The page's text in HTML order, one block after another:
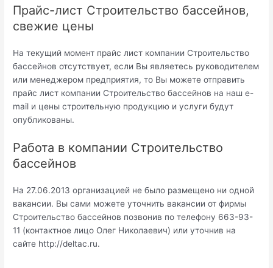
Прайс-лист Строительство бассейнов,
свежие цены
На текущий момент прайс лист компании Строительство
бассейнов отсутствует, если Вы являетесь руководителем
или менеджером предприятия, то Вы можете отправить
прайс лист компании Строительство бассейнов на наш e-
mail и цены строительную продукцию и услуги будут
опубликованы.
Работа в компании Строительство
бассейнов
На 27.06.2013 организацией не было размещено ни одной
вакансии. Вы сами можете уточнить вакансии от фирмы
Строительство бассейнов позвонив по телефону 663-93-
11 (контактное лицо Олег Николаевич) или уточнив на
сайте http://deltac.ru.